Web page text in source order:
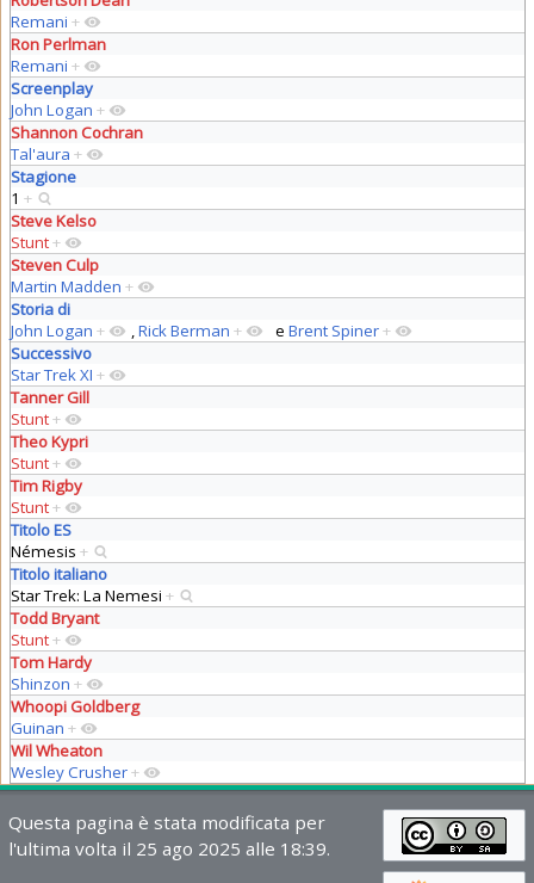
Remani +
Ron Perlman
Remani +
Screenplay
John Logan +
Shannon Cochran
Tal'aura +
Stagione
1 +
Steve Kelso
Stunt+
Steven Culp
Martin Madden +
Storia di
John Logan + ,Rick Berman + e Brent Spiner+
Successivo
Star Trek XI +
Tanner Gill
Stunt+
Theo Kypri
Stunt+
Tim Rigby
Stunt+
Titolo ES
Némesis +
Titolo italiano
Star Trek: La Nemesi +
Todd Bryant
Stunt+
Tom Hardy
Shinzon +
Whoopi Goldberg
Guinan +
Wil Wheaton
Wesley Crusher+
Questa pagina è stata modificata per
l'ultima volta il 25 ago 2025 alle 18:39.